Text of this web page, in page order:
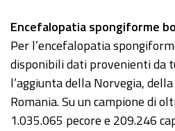
Encefalopatia spongiforme
Per l’encefalopatia
disponibili dati provenienti da
l’aggiunta della Norvegia,
Romania. Su un campione di
1.035.065 pecore e 209.246